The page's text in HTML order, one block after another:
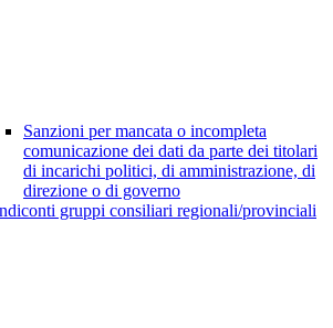
Sanzioni per mancata o incompleta
comunicazione dei dati da parte dei titolari
di incarichi politici, di amministrazione, di
direzione o di governo
gruppi consiliari regionali/provinciali